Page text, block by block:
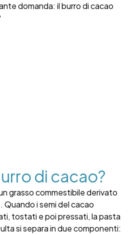
domanda: il burro di cacao
di cacao?
grasso commestibile derivato
Quando i semi del cacao
tostati e poi pressati, la pasta
si separa in due componenti: